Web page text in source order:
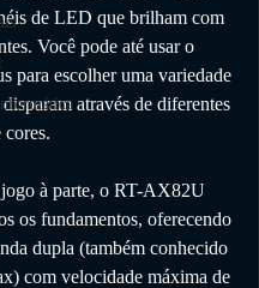
de LED que brilham com
Você pode até usar o
para escolher uma variedade
através de diferentes
cores.
jogo à parte, o RT-AX82U
os fundamentos, oferecendo
dupla (também conhecido
com velocidade máxima de